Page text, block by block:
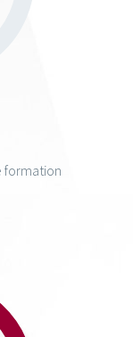
formation